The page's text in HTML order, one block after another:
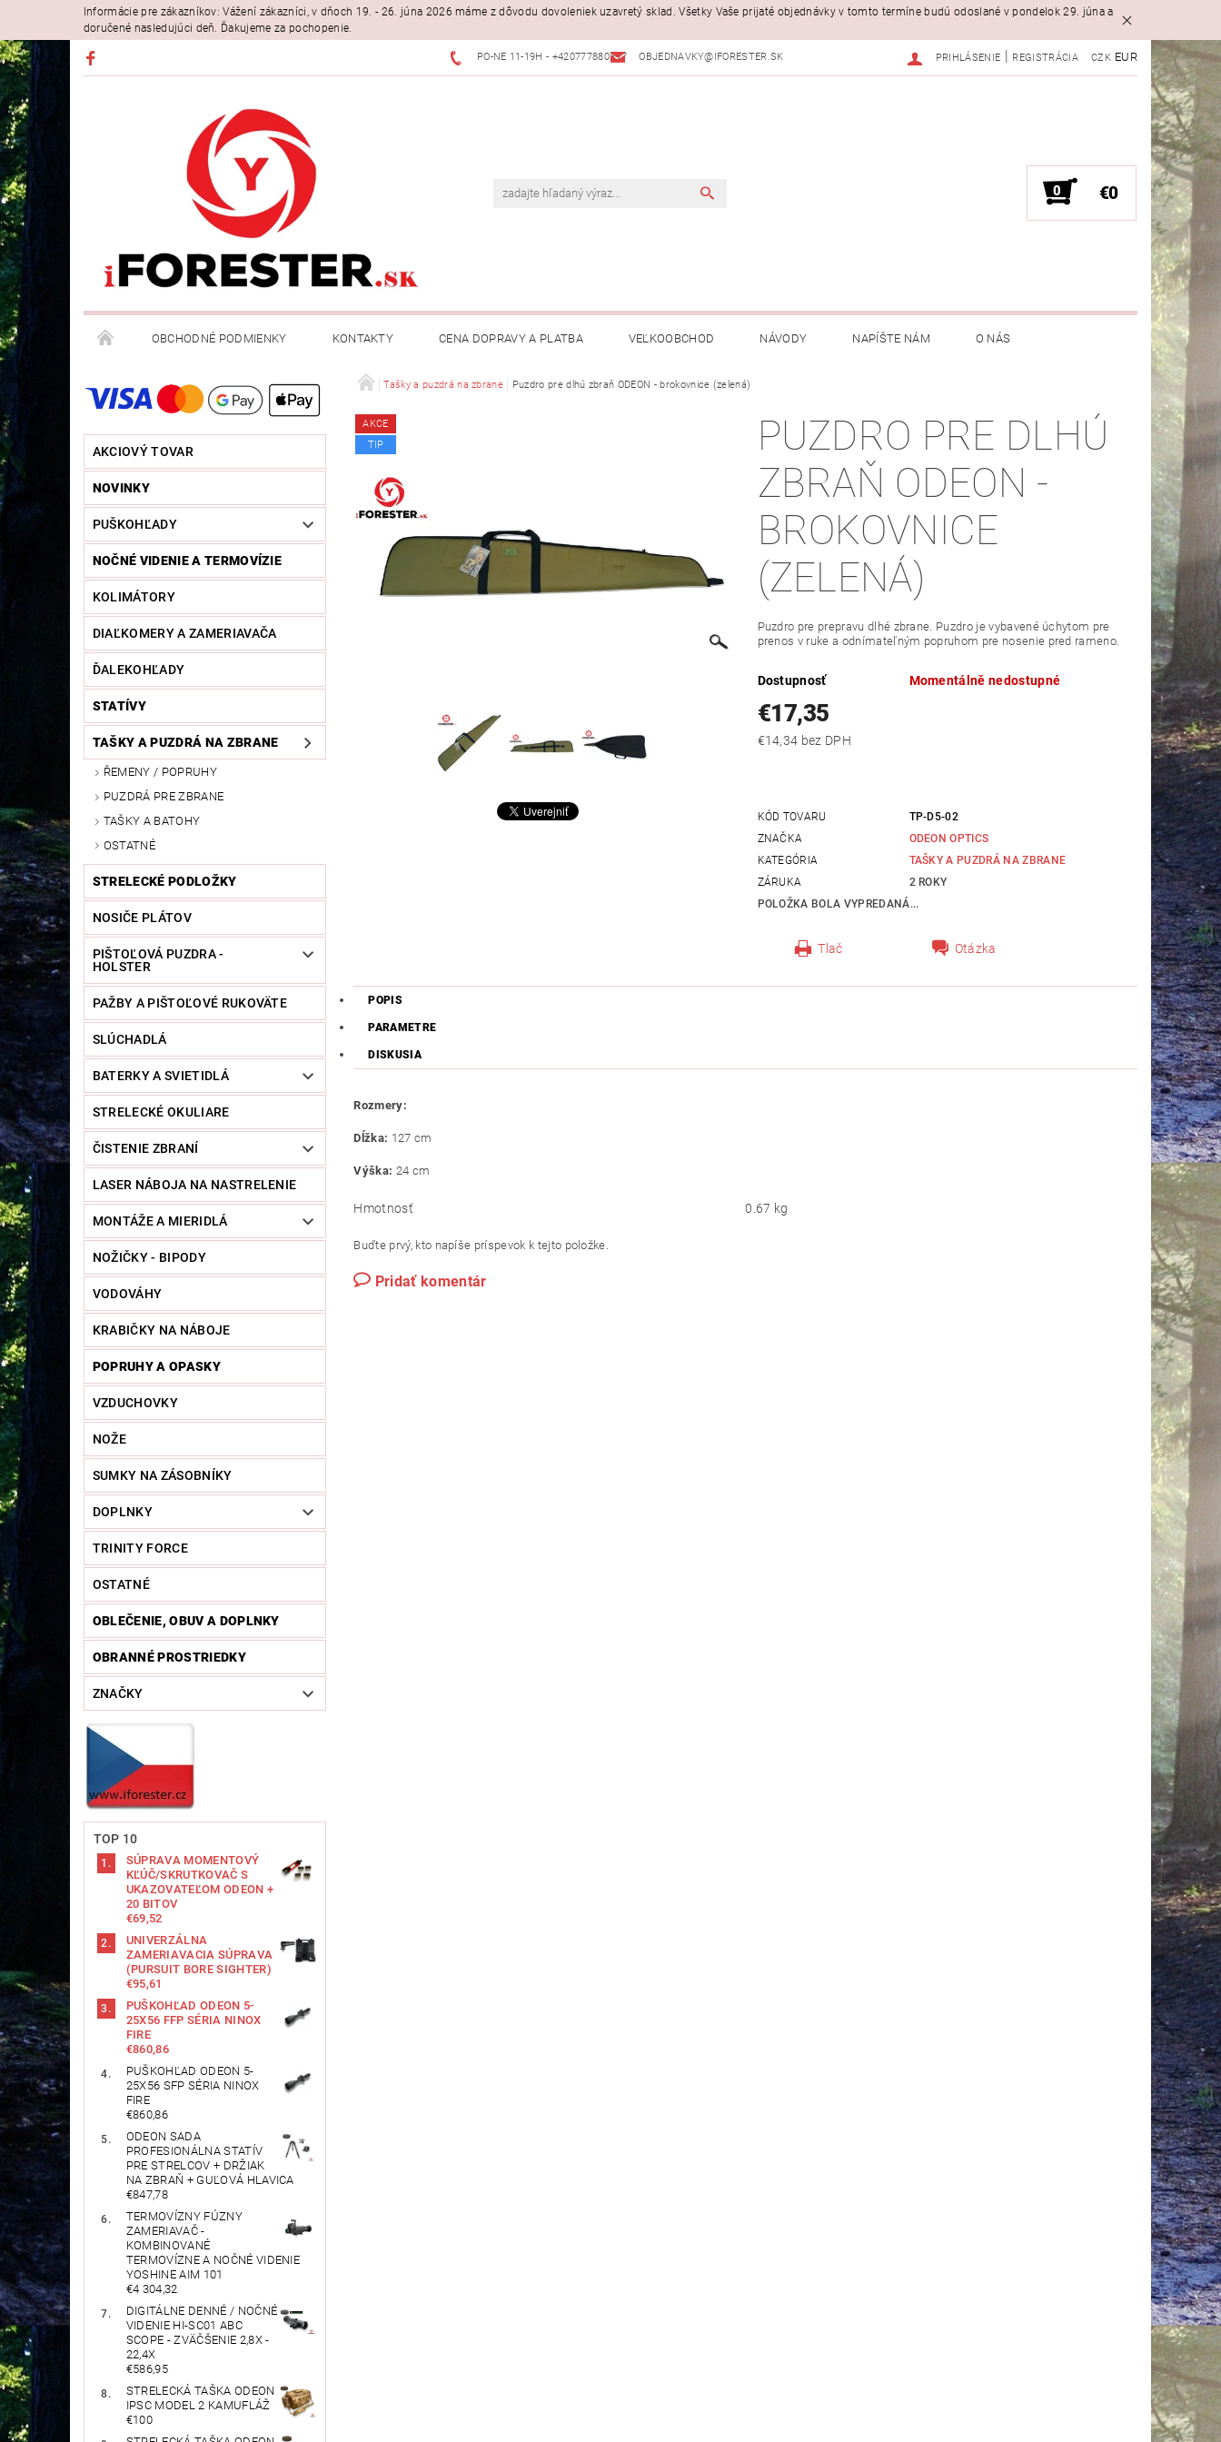
Informácie pre zákazníkov: Vážení zákazníci, v dňoch 19. - 26. júna 2026 máme z dôvodu dovoleniek uzavretý sklad. Všetky Vaše prijaté objednávky v tomto termíne budú odoslané v pondelok 29. júna a
doručené nasledujúci deň. Ďakujeme za pochopenie.
PO-NE 11-19H - +420777880397 OBJEDNAVKY@IFORESTER.SK CZK EUR
PRIHLÁSENIE REGISTRÁCIA
0 €0
OBCHODNÉ PODMIENKY KONTAKTY CENA DOPRAVY A PLATBA VEĽKOOBCHOD NÁVODY NAPÍŠTE NÁM O NÁS
AKCIOVÝ TOVAR
NOVINKY
PUŠKOHĽADY
NOČNÉ VIDENIE A TERMOVÍZIE
KOLIMÁTORY
DIAĽKOMERY A ZAMERIAVAČA
ĎALEKOHĽADY
STATÍVY
TAŠKY A PUZDRÁ NA ZBRANE
ŘEMENY / POPRUHY
PUZDRÁ PRE ZBRANE
TAŠKY A BATOHY
OSTATNÉ
STRELECKÉ PODLOŽKY
NOSIČE PLÁTOV
PIŠTOĽOVÁ PUZDRA -
HOLSTER
PAŽBY A PIŠTOĽOVÉ RUKOVÄTE
SLÚCHADLÁ
BATERKY A SVIETIDLÁ
STRELECKÉ OKULIARE
ČISTENIE ZBRANÍ
LASER NÁBOJA NA NASTRELENIE
MONTÁŽE A MIERIDLÁ
NOŽIČKY - BIPODY
VODOVÁHY
KRABIČKY NA NÁBOJE
POPRUHY A OPASKY
VZDUCHOVKY
NOŽE
SUMKY NA ZÁSOBNÍKY
DOPLNKY
TRINITY FORCE
OSTATNÉ
OBLEČENIE, OBUV A DOPLNKY
OBRANNÉ PROSTRIEDKY
ZNAČKY
TOP 10
SÚPRAVA MOMENTOVÝ
KĽÚČ/SKRUTKOVAČ S
UKAZOVATEĽOM ODEON +
20 BITOV
€69,52
UNIVERZÁLNA
ZAMERIAVACIA SÚPRAVA
(PURSUIT BORE SIGHTER)
€95,61
PUŠKOHĽAD ODEON 5-
25X56 FFP SÉRIA NINOX
FIRE
€860,86
PUŠKOHĽAD ODEON 5-
25X56 SFP SÉRIA NINOX
FIRE
€860,86
ODEON SADA
PROFESIONÁLNA STATÍV
PRE STRELCOV + DRŽIAK
NA ZBRAŇ + GUĽOVÁ HLAVICA
€847,78
TERMOVÍZNY FÚZNY
ZAMERIAVAČ -
KOMBINOVANÉ
TERMOVÍZNE A NOČNÉ VIDENIE
YOSHINE AIM 101
€4 304,32
DIGITÁLNE DENNÉ / NOČNÉ
VIDENIE HI-SC01 ABC
SCOPE - ZVÄČŠENIE 2,8X -
22,4X
€586,95
STRELECKÁ TAŠKA ODEON
IPSC MODEL 2 KAMUFLÁŽ
€100
Tašky a puzdrá na zbrane Puzdro pre dlhú zbraň ODEON - brokovnice (zelená)
AKCE
TIP
PUZDRO PRE DLHÚ
ZBRAŇ ODEON -
BROKOVNICE
(ZELENÁ)
Puzdro pre prepravu dlhé zbrane. Puzdro je vybavené úchytom pre
prenos v ruke a odnímateľným popruhom pre nosenie pred rameno.
Dostupnosť Momentálně nedostupné
€17,35
€14,34 bez DPH
KÓD TOVARU
TP-D5-02
ZNAČKA
ODEON OPTICS
KATEGÓRIA
TAŠKY A PUZDRÁ NA ZBRANE
ZÁRUKA
2 ROKY
POLOŽKA BOLA VYPREDANÁ...
Tlač Otázka
POPIS
PARAMETRE
DISKUSIA
Rozmery:
Dĺžka: 127 cm
Výška: 24 cm
Hmotnosť 0.67 kg
Buďte prvý, kto napíše príspevok k tejto položke.
Pridať komentár